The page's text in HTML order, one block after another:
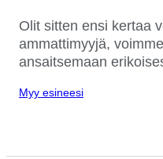
Olit sitten ensi kertaa
ammattimyyjä,
ansaitsemaan
Myy esineesi